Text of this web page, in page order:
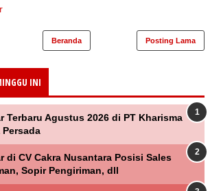
Posting Lama
Beranda
INI
Terbaru Agustus 2026 di PT Kharisma
di CV Cakra Nusantara Posisi Sales
Sopir Pengiriman, dll